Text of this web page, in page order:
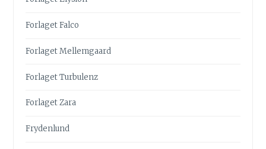
Forlaget Falco
Forlaget Mellemgaard
Forlaget Turbulenz
Forlaget Zara
Frydenlund